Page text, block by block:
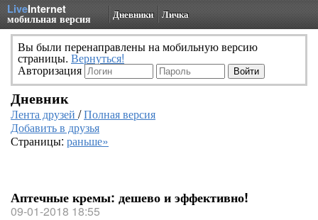
LiveInternet
мобильная версия Дневники Личка
Вы были перенаправлены на мобильную версию
страницы. Вернуться!
Авторизация
Дневник
Лента друзей /Полная версия
Добавить в друзья
Страницы: раньше»
Аптечные кремы: дешево и эффективно!
09-01-2018 18:55